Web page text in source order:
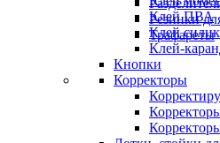
Резинки
Трафареты
Клей ПВА
Клей
Клей-
Кнопки
Корректоры